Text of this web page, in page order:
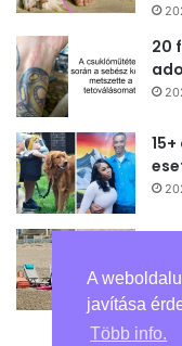
20
A
javítása
Több info.